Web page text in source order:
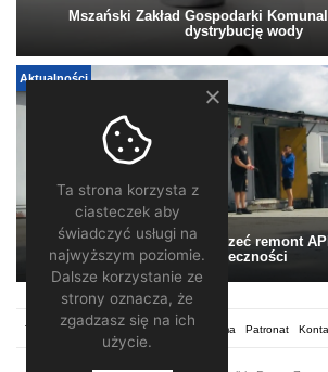
Mszański Zakład Gospodarki
dystrybucję wody
Aktualności
Pomagamy. Warto wesprzeć remont
społeczności
Regulamin Redakcja Reklama Patronat
Ta strona korzysta z
ciasteczek aby
świadczyć usługi na
najwyższym poziomie.
Dalsze korzystanie ze
strony oznacza, że
zgadzasz się na ich
użycie.